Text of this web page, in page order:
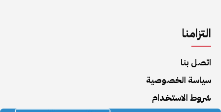
التزامنا
اتصل بنا
سياسة الخصوصية
شروط الاستخدام